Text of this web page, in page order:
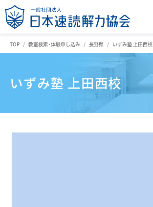
TOP 教室検索・体験申し込み 長野県 いずみ塾 上田西校
いずみ塾 上田西校